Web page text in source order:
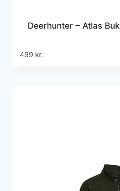
Deerhunter – Atlas
499 kr.